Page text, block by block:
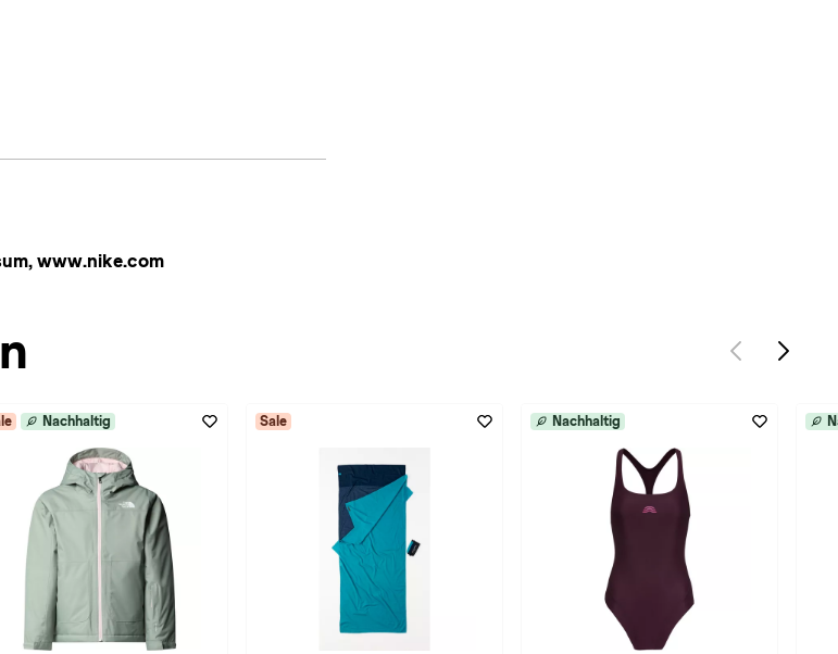
www.nike.com
Nachhaltig Sale Nachhaltig